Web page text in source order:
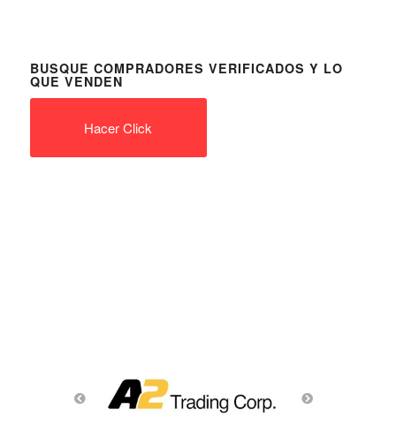
BUSQUE COMPRADORES VERIFICADOS Y LO
QUE VENDEN
Hacer Click